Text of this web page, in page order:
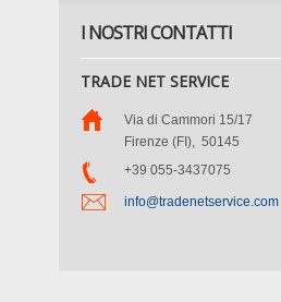
I NOSTRI CONTATTI
TRADE NET SERVICE
Via di Cammori 15/17
Firenze (FI), 50145
+39 055-3437075
info@tradenetservice.com